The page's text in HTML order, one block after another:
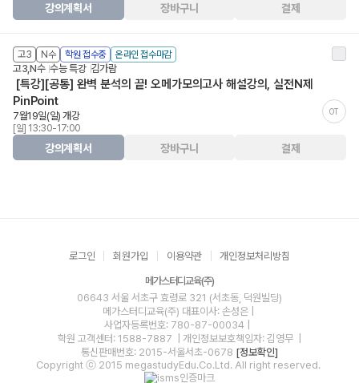
강의계획서 장바구니 결제
고3 N수 학원 접수중 온라인 접수마감
고3,N수 수능 특강 김가람
[특강][공통] 완벽 분석의 끝! 오메가모의고사 해설강의, 실전N제
PinPoint
OT
7월19일(일) 개강
[일] 13:30-17:00
강의계획서 장바구니 결제
로그인 회원가입 이용약관 개인정보처리방침
메가스터디교육(주)
06643 서울 서초구 효령로 321 (서초동, 덕원빌딩)
메가스터디교육(주) 대표이사: 손성은 |
사업자등록번호: 780-87-00034
학원 고객센터: 1588-7887
| 개인정보보호책임자: 김영무
통신판매번호: 2015-서울서초-0678 [정보확인]
Copyright ⓒ 2015 megastudyEdu.Co.Ltd. All right reserved.